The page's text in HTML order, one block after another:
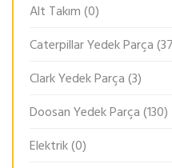
Alt Takım(0)
Caterpillar Yedek Parça
Clark Yedek Parça(3)
Doosan Yedek Parça(130)
Elektrik(0)